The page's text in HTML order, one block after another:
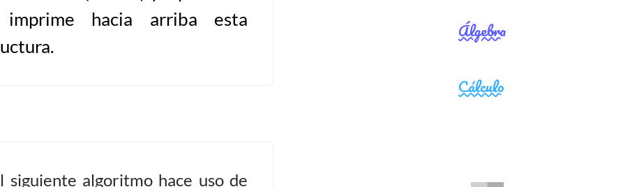
hacia arriba esta
siguiente algoritmo hace uso de